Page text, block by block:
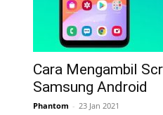
Cara Mengambil
Samsung Android
Phantom - 23 Jan 2021